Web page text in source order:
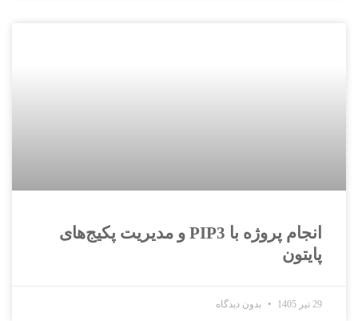
انجام پروژه با PIP3 و مدیریت پکیج‌های
پایتون
29 تیر 1405 بدون دیدگاه